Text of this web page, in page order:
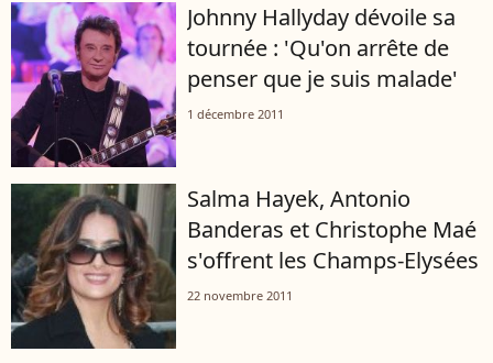
Johnny Hallyday dévoile sa
tournée : 'Qu'on arrête de
penser que je suis malade'
1 décembre 2011
Salma Hayek, Antonio
Banderas et Christophe Maé
s'offrent les Champs-Elysées
22 novembre 2011